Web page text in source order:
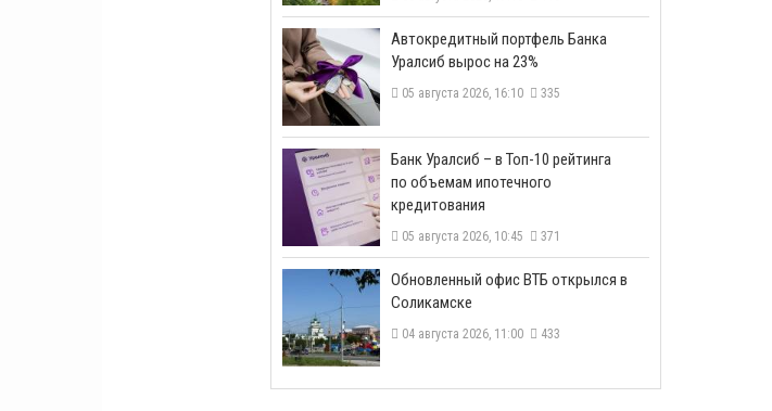
​Автокредитный портфель Банка
Уралсиб вырос на 23%
05 августа 2026, 16:10 335
​Банк Уралсиб – в Топ-10 рейтинга
по объемам ипотечного
кредитования
05 августа 2026, 10:45 371
​Обновленный офис ВТБ открылся в
Соликамске
04 августа 2026, 11:00 433